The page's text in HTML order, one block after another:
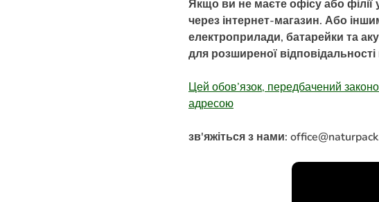
Якщо ви не маєте офісу або
через інтернет-магазин. Або
електроприлади, батарейки та
для розширеної
Цей обов’язок, передбачений
адресою
зв'яжіться з нами: